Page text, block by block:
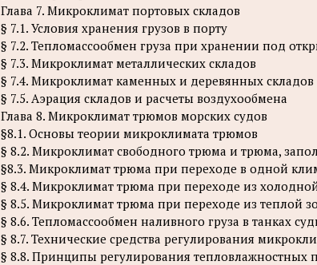
Глава 7. Микроклимат портовых складов
§ 7.1. Условия хранения грузов в порту
§ 7.2. Тепломассообмен груза при хранении под
§ 7.3. Микроклимат металлических складов
§ 7.4. Микроклимат каменных и деревянных складов
§ 7.5. Аэрация складов и расчеты воздухообмена
Глава 8. Микроклимат трюмов морских судов
§8.1. Основы теории микроклимата трюмов
§ 8.2. Микроклимат свободного трюма и трюма,
§8.3. Микроклимат трюма при переходе в одной
§ 8.4. Микроклимат трюма при переходе из
§ 8.5. Микроклимат трюма при переходе из теплой
§ 8.6. Тепломассообмен наливного груза в танках
§ 8.7. Технические средства регулирования
§ 8.8. Принципы регулирования тепловлажностных